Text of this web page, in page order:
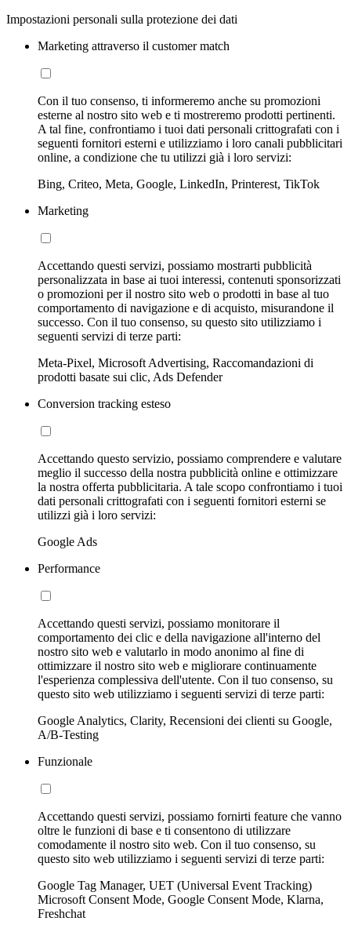
Impostazioni personali sulla protezione dei dati
Marketing attraverso il customer match
Con il tuo consenso, ti informeremo anche su promozioni
esterne al nostro sito web e ti mostreremo prodotti pertinenti.
A tal fine, confrontiamo i tuoi dati personali crittografati con i
seguenti fornitori esterni e utilizziamo i loro canali pubblicitari
online, a condizione che tu utilizzi già i loro servizi:
Bing, Criteo, Meta, Google, LinkedIn, Printerest, TikTok
Marketing
Accettando questi servizi, possiamo mostrarti pubblicità
personalizzata in base ai tuoi interessi, contenuti sponsorizzati
o promozioni per il nostro sito web o prodotti in base al tuo
comportamento di navigazione e di acquisto, misurandone il
successo. Con il tuo consenso, su questo sito utilizziamo i
seguenti servizi di terze parti:
Meta-Pixel, Microsoft Advertising, Raccomandazioni di
prodotti basate sui clic, Ads Defender
Conversion tracking esteso
Accettando questo servizio, possiamo comprendere e valutare
meglio il successo della nostra pubblicità online e ottimizzare
la nostra offerta pubblicitaria. A tale scopo confrontiamo i tuoi
dati personali crittografati con i seguenti fornitori esterni se
utilizzi già i loro servizi:
Google Ads
Performance
Accettando questi servizi, possiamo monitorare il
comportamento dei clic e della navigazione all'interno del
nostro sito web e valutarlo in modo anonimo al fine di
ottimizzare il nostro sito web e migliorare continuamente
l'esperienza complessiva dell'utente. Con il tuo consenso, su
questo sito web utilizziamo i seguenti servizi di terze parti:
Google Analytics, Clarity, Recensioni dei clienti su Google,
A/B-Testing
Funzionale
Accettando questi servizi, possiamo fornirti feature che vanno
oltre le funzioni di base e ti consentono di utilizzare
comodamente il nostro sito web. Con il tuo consenso, su
questo sito web utilizziamo i seguenti servizi di terze parti:
Google Tag Manager, UET (Universal Event Tracking)
Microsoft Consent Mode, Google Consent Mode, Klarna,
Freshchat